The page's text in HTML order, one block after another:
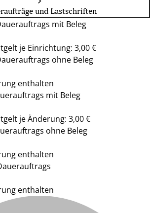
und Lastschriften
mit Beleg
je Einrichtung: 3,00 €
ohne Beleg
enthalten
mit Beleg
je Änderung: 3,00 €
ohne Beleg
enthalten
enthalten